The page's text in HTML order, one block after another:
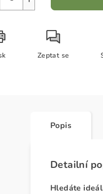
Zeptat se
Popis
Detailní
Hledáte